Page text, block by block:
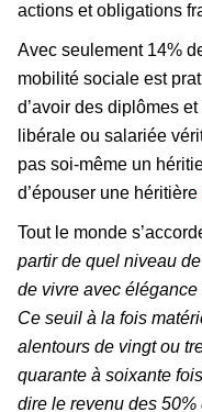
actions et obligations
Avec seulement 14%
mobilité sociale est
d’avoir des diplômes
libérale ou salariée
pas soi-même un
d’épouser une héritière
Tout le monde
partir de quel niveau
de vivre avec
Ce seuil à la fois
alentours de vingt ou
quarante à soixante
dire le revenu des